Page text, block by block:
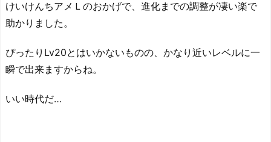
けいけんちアメＬのおかげで、進化までの調整が凄い楽で
助かりました。
ぴったりLv20とはいかないものの、かなり近いレベルに一
瞬で出来ますからね。
いい時代だ…